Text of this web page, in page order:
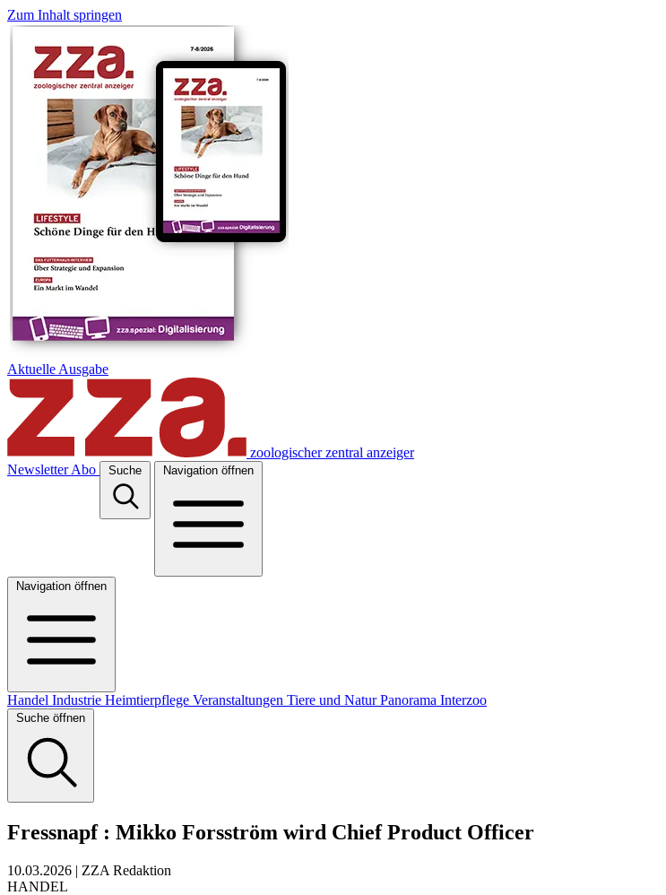
Zum Inhalt springen
Aktuelle Ausgabe
zoologischer zentral anzeiger
Newsletter Abo Suche Navigation öffnen
Navigation öffnen
Handel Industrie Heimtierpflege Veranstaltungen Tiere und NaturPanorama Interzoo
Suche öffnen
Fressnapf : Mikko Forsström wird Chief Product Officer
10.03.2026 | ZZA Redaktion
HANDEL